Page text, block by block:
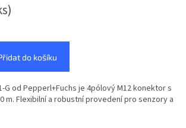
do košíku
G od Pepperl+Fuchs je 4pólový M12 konektor s
m. Flexibilní a robustní provedení pro senzory a